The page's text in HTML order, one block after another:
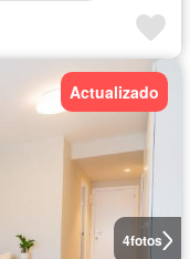
4fotos
Actualizado